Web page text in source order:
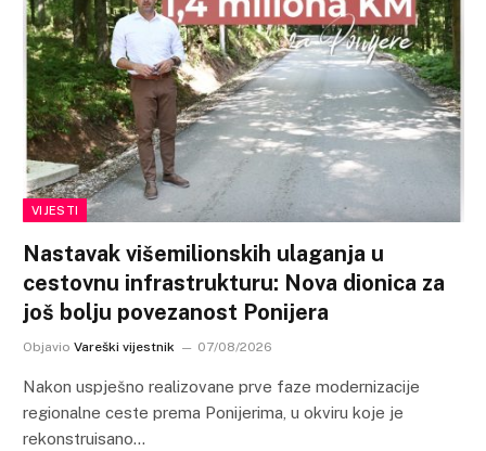
VIJESTI
Nastavak višemilionskih ulaganja u
cestovnu infrastrukturu: Nova dionica za
još bolju povezanost Ponijera
Objavio Vareški vijestnik 07/08/2026
Nakon uspješno realizovane prve faze modernizacije
regionalne ceste prema Ponijerima, u okviru koje je
rekonstruisano…